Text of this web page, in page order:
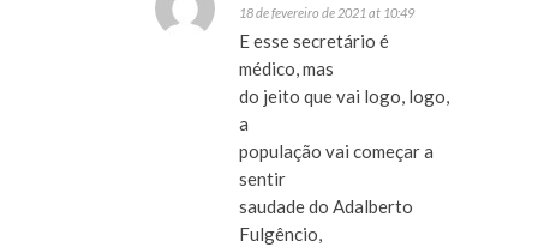
18 de fevereiro de 2021 at 10:49
E esse secretário é
médico, mas
do jeito que vai logo, logo,
a
população vai começar a
sentir
saudade do Adalberto
Fulgêncio,